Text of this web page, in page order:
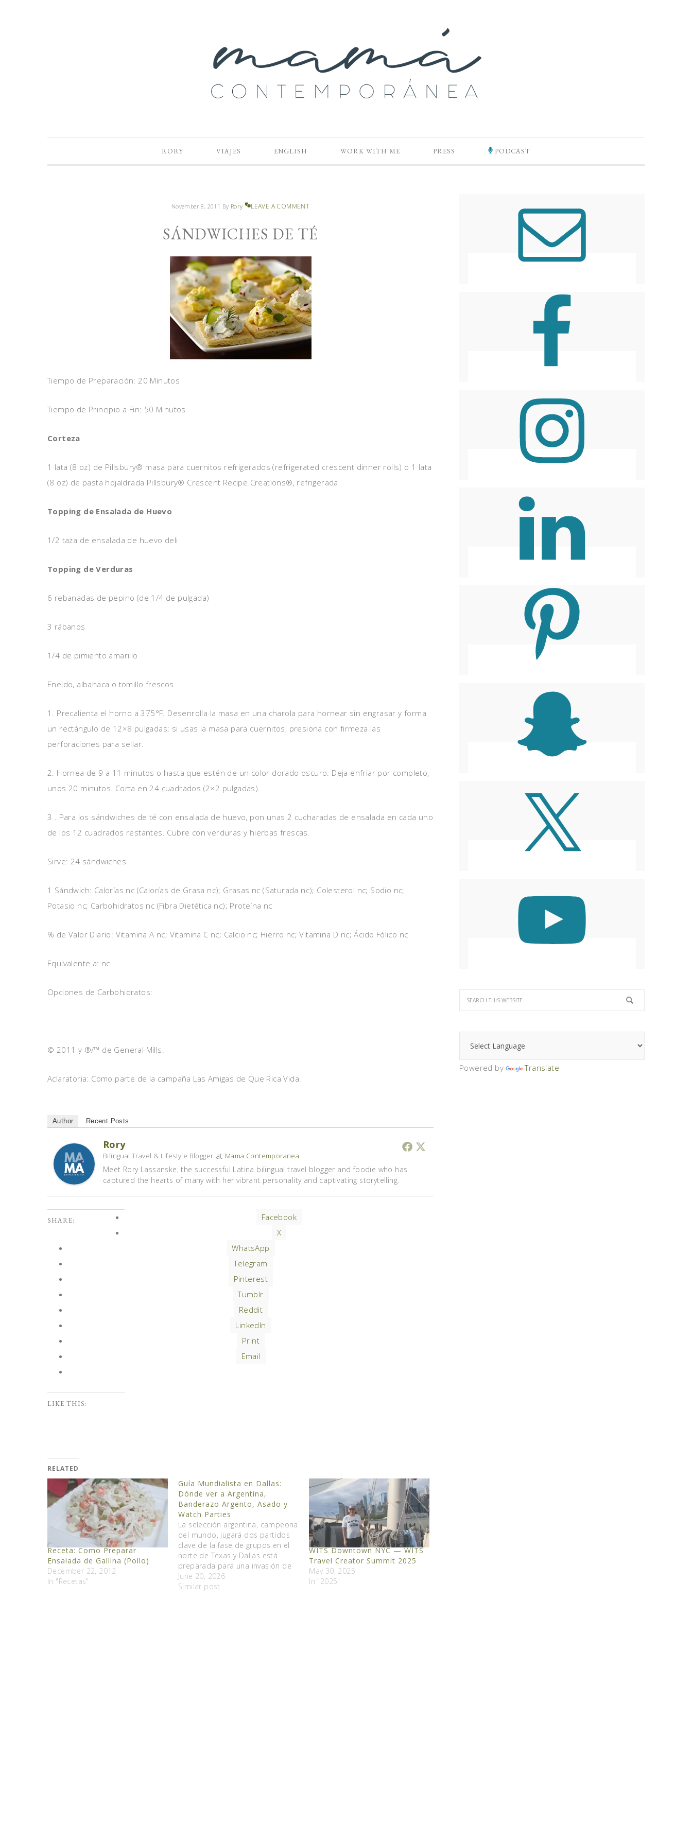
RORY VIAJES ENGLISH WORK WITH ME PRESS PODCAST
November 8, 2011 By Rory LEAVE A COMMENT
SÁNDWICHES DE TÉ
Tiempo de Preparación: 20 Minutos
Tiempo de Principio a Fin: 50 Minutos
Corteza
1 lata (8 oz) de Pillsbury® masa para cuernitos refrigerados (refrigerated crescent dinner rolls) o 1 lata
(8 oz) de pasta hojaldrada Pillsbury® Crescent Recipe Creations®, refrigerada
Topping de Ensalada de Huevo
1/2 taza de ensalada de huevo deli
Topping de Verduras
6 rebanadas de pepino (de 1/4 de pulgada)
3 rábanos
1/4 de pimiento amarillo
Eneldo, albahaca o tomillo frescos
1. Precalienta el horno a 375°F. Desenrolla la masa en una charola para hornear sin engrasar y forma
un rectángulo de 12×8 pulgadas; si usas la masa para cuernitos, presiona con firmeza las
perforaciones para sellar.
2. Hornea de 9 a 11 minutos o hasta que estén de un color dorado oscuro. Deja enfriar por completo,
unos 20 minutos. Corta en 24 cuadrados (2×2 pulgadas).
3 . Para los sándwiches de té con ensalada de huevo, pon unas 2 cucharadas de ensalada en cada uno
de los 12 cuadrados restantes. Cubre con verduras y hierbas frescas.
Sirve: 24 sándwiches
1 Sándwich: Calorías nc (Calorías de Grasa nc); Grasas nc (Saturada nc); Colesterol nc; Sodio nc;
Potasio nc; Carbohidratos nc (Fibra Dietética nc); Proteína nc
% de Valor Diario: Vitamina A nc; Vitamina C nc; Calcio nc; Hierro nc; Vitamina D nc; Ácido Fólico nc
Equivalente a: nc
Opciones de Carbohidratos:
© 2011 y ®/™ de General Mills.
Aclaratoria: Como parte de la campaña Las Amigas de Que Rica Vida.
Author Recent Posts
Rory
Bilingual Travel & Lifestyle Blogger at Mama Contemporanea
Meet Rory Lassanske, the successful Latina bilingual travel blogger and foodie who has
captured the hearts of many with her vibrant personality and captivating storytelling.
SHARE:
Facebook
X
WhatsApp
Telegram
Pinterest
Tumblr
Reddit
LinkedIn
Print
Email
LIKE THIS:
RELATED
Receta: Como Preparar
Ensalada de Gallina (Pollo)
December 22, 2012
In "Recetas"
Guía Mundialista en Dallas:
Dónde ver a Argentina,
Banderazo Argento, Asado y
Watch Parties
La selección argentina, campeona
del mundo, jugará dos partidos
clave de la fase de grupos en el
norte de Texas y Dallas está
preparada para una invasión de
más de 100,000 hinchas. El Dallas
Stadium se encuentra en
June 20, 2026
Similar post
WITS Downtown NYC — WITS
Travel Creator Summit 2025
May 30, 2025
In "2025"
Powered by Translate